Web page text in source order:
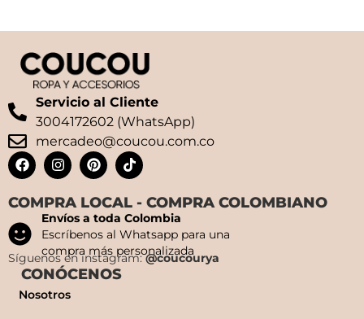
Servicio al Cliente
3004172602 (WhatsApp)
mercadeo@coucou.com.co
COMPRA LOCAL - COMPRA COLOMBIANO
Envíos a toda Colombia
Escríbenos al Whatsapp para una
compra más personalizada
Síguenos en instagram:@coucourya
CONÓCENOS
Nosotros